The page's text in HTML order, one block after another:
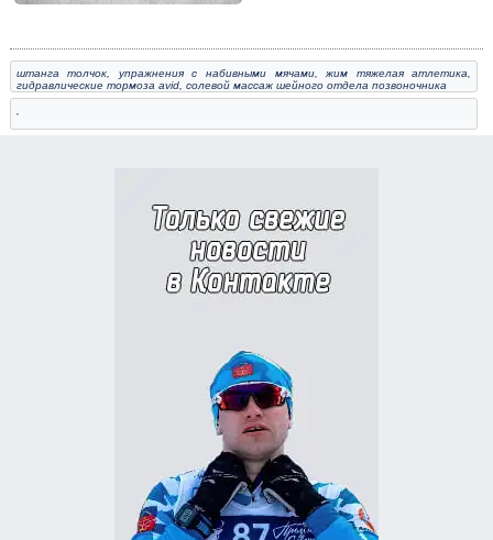
штанга толчок упражнения с набивными мячами,жим тяжелая атлетика
гидравлические тормоза avid, солевой массаж шейного отдела позвоночника